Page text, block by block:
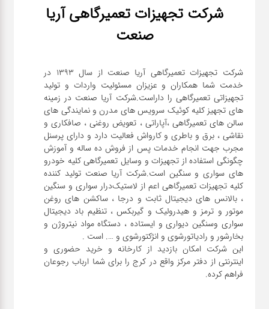
شرکت تجهیزات تعمیرگاهی آریا
صنعت
شرکت تجهیزات تعمیرگاهی آریا صنعت از سال ۱۳۹۳ در
خدمت شما همکاران و عزیزان مسئولیت واردات و تولید
تجهیزاتی تعمیرگاهی را داراست.شرکت آریا صنعت در زمینه
های تجهیز کلیه کوئیک سرویس های مدرن و نمایندگی های
سالن های تعمیرگاهی ،آپاراتی ، تعویض روغنی ، صافکاری و
نقاشی ، برق و باطری و کارواش فعالیت دارد و دارای پرسنل
مجرب جهت انجام خدمات پس از فروش ده ساله و آموزش
چگونگی استفاده از تجهیزات و وسایل تعمیرگاهی کلیه خودرو
های سواری و سنگین است.شرکت آریا صنعت تولید کننده
کلیه تجهیزات تعمیرگاهی اعم از لاستیک‌درار سواری و ‌سنگین
، بالانس های دیجیتال ثابت و درجا ، ساکشن های روغن
موتور و ترمز و هیدرولیک و گیربکس ، تنظیم باد دیجیتال
سواری و‌سنگین دیواری و ایستاده ، دستگاه مواد نیتروژن و
این شرکت امکان بازدید از کارخانه و خرید حضوری و
اینترنتی از دفتر مرکز واقع در کرج را برای شما ارباب رجوعان
فراهم کرده.